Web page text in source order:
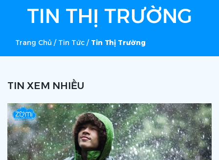
TIN THỊ TRƯỜNG
Trang Chủ / Tin Tức / Tin Thị Trường
TIN XEM NHIỀU